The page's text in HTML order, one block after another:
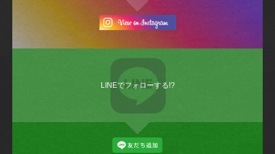
LINEでフォローする!?